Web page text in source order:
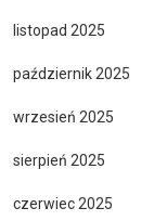
listopad 2025
październik 2025
wrzesień 2025
sierpień 2025
czerwiec 2025